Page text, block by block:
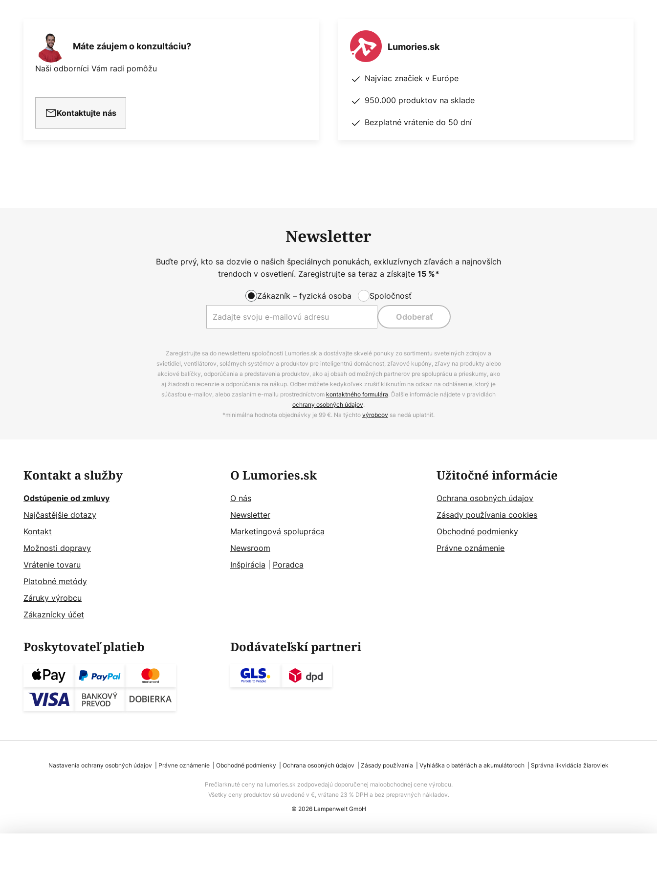
Máte záujem o konzultáciu?
Naši odborníci Vám radi pomôžu
Kontaktujte nás
Lumories.sk
Najviac značiek v Európe
950.000 produktov na sklade
Bezplatné vrátenie do 50 dní
Newsletter
Buďte prvý, kto sa dozvie o našich špeciálnych ponukách, exkluzívnych zľavách a najnovších
trendoch v osvetlení. Zaregistrujte sa teraz a získajte 15%*
Zákazník – fyzická osoba Spoločnosť
Odoberať
Zaregistrujte sa do newsletteru spoločnosti Lumories.sk a dostávajte skvelé ponuky zo sortimentu svetelných zdrojov a
svietidiel, ventilátorov, solárnych systémov a produktov pre inteligentnú domácnosť, zľavové kupóny, zľavy na produkty alebo
akciové balíčky, odporúčania a predstavenia produktov, ako aj obsah od možných partnerov pre spoluprácu a prieskumy, ako
aj žiadosti o recenzie a odporúčania na nákup. Odber môžete kedykoľvek zrušiť kliknutím na odkaz na odhlásenie, ktorý je
súčasťou e-mailov, alebo zaslaním e-mailu prostredníctvom kontaktného formulára. Ďalšie informácie nájdete v pravidlách
ochrany osobných údajov.
*minimálna hodnota objednávky je 99 €. Na týchtovýrobcov sa nedá uplatniť.
Kontakt a služby
Odstúpenie od zmluvy
Najčastějšie dotazy
Kontakt
Možnosti dopravy
Vrátenie tovaru
Platobné metódy
Záruky výrobcu
Zákaznícky účet
O Lumories.sk
O nás
Newsletter
Marketingová spolupráca
Newsroom
Inšpirácia
Poradca
Užitočné informácie
Ochrana osobných údajov
Zásady používania cookies
Obchodné podmienky
Právne oznámenie
Poskytovateľ platieb Dodávateľskí partneri
Nastavenia ochrany osobných údajov Právne oznámenie Obchodné podmienky Ochrana osobných údajov Zásady používania Vyhláška o batériách a akumulátoroch Správna likvidácia žiaroviek
Prečiarknuté ceny na lumories.sk zodpovedajú doporučenej maloobchodnej cene výrobcu.
Všetky ceny produktov sú uvedené v €, vrátane 23 % DPH a bez prepravných nákladov.
© 2026 Lampenwelt GmbH